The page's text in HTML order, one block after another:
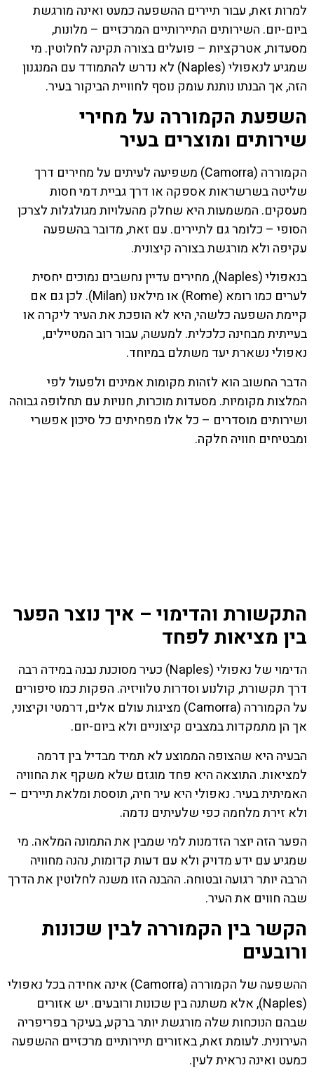
למרות זאת, עבור תיירים ההשפעה כמעט ואינה מורגשת
ביום-יום. השירותים התיירותיים המרכזיים – מלונות,
מסעדות, אטרקציות – פועלים בצורה תקינה לחלוטין. מי
שמגיע לנאפולי (Naples) לא נדרש להתמודד עם המנגנון
הזה, אך הבנתו נותנת עומק נוסף לחוויית הביקור בעיר.
השפעת הקמוררה על מחירי
שירותים ומוצרים בעיר
הקמוררה (Camorra) משפיעה לעיתים על מחירים דרך
שליטה בשרשראות אספקה או דרך גביית דמי חסות
מעסקים. המשמעות היא שחלק מהעלויות מגולגלות לצרכן
הסופי – כלומר גם לתיירים. עם זאת, מדובר בהשפעה
עקיפה ולא מורגשת בצורה קיצונית.
בנאפולי (Naples), מחירים עדיין נחשבים נמוכים יחסית
לערים כמו רומא (Rome) או מילאנו (Milan). לכן גם אם
קיימת השפעה כלשהי, היא לא הופכת את העיר ליקרה או
בעייתית מבחינה כלכלית. למעשה, עבור רוב המטיילים,
נאפולי נשארת יעד משתלם במיוחד.
הדבר החשוב הוא לזהות מקומות אמינים ולפעול לפי
המלצות מקומיות. מסעדות מוכרות, חנויות עם תחלופה גבוהה
ושירותים מוסדרים – כל אלו מפחיתים כל סיכון אפשרי
ומבטיחים חוויה חלקה.
התקשורת והדימוי – איך נוצר הפער
בין מציאות לפחד
הדימוי של נאפולי (Naples) כעיר מסוכנת נבנה במידה רבה
דרך תקשורת, קולנוע וסדרות טלוויזיה. הפקות כמו סיפורים
על הקמוררה (Camorra) מציגות עולם אלים, דרמטי וקיצוני,
אך הן מתמקדות במצבים קיצוניים ולא ביום-יום.
הבעיה היא שהצופה הממוצע לא תמיד מבדיל בין דרמה
למציאות. התוצאה היא פחד מוגזם שלא משקף את החוויה
האמיתית בעיר. נאפולי היא עיר חיה, תוססת ומלאת תיירים –
ולא זירת מלחמה כפי שלעיתים נדמה.
הפער הזה יוצר הזדמנות למי שמבין את התמונה המלאה. מי
שמגיע עם ידע מדויק ולא עם דעות קדומות, נהנה מחוויה
הרבה יותר רגועה ובטוחה. ההבנה הזו משנה לחלוטין את הדרך
שבה חווים את העיר.
הקשר בין הקמוררה לבין שכונות
ורובעים
ההשפעה של הקמוררה (Camorra) אינה אחידה בכל נאפולי
(Naples), אלא משתנה בין שכונות ורובעים. יש אזורים
שבהם הנוכחות שלה מורגשת יותר ברקע, בעיקר בפריפריה
העירונית. לעומת זאת, באזורים תיירותיים מרכזיים ההשפעה
כמעט ואינה נראית לעין.